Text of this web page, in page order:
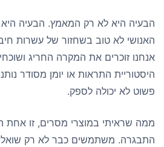
הבעיה היא לא רק המאמץ. הבעיה היא
האנושי לא טוב בשחזור של עשרות
אנחנו זוכרים את המקרה החריג
היסטוריית התראות או יומן מסודר
פשוט לא יכולה לספק.
ממה שראיתי במוצרי מסרים, זו אחת
התבגרה. משתמשים כבר לא רק